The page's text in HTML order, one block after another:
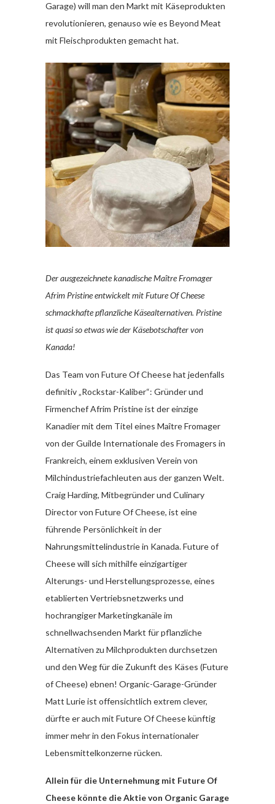
Garage) will man den Markt mit Käseprodukten
revolutionieren, genauso wie es Beyond Meat
mit Fleischprodukten gemacht hat.
Der ausgezeichnete kanadische Maître Fromager
Afrim Pristine entwickelt mit Future Of Cheese
schmackhafte pflanzliche Käsealternativen. Pristine
ist quasi so etwas wie der Käsebotschafter von
Kanada!
Das Team von Future Of Cheese hat jedenfalls
definitiv „Rockstar-Kaliber“: Gründer und
Firmenchef Afrim Pristine ist der einzige
Kanadier mit dem Titel eines Maître Fromager
von der Guilde Internationale des Fromagers in
Frankreich, einem exklusiven Verein von
Milchindustriefachleuten aus der ganzen Welt.
Craig Harding, Mitbegründer und Culinary
Director von Future Of Cheese, ist eine
führende Persönlichkeit in der
Nahrungsmittelindustrie in Kanada. Future of
Cheese will sich mithilfe einzigartiger
Alterungs- und Herstellungsprozesse, eines
etablierten Vertriebsnetzwerks und
hochrangiger Marketingkanäle im
schnellwachsenden Markt für pflanzliche
Alternativen zu Milchprodukten durchsetzen
und den Weg für die Zukunft des Käses (Future
of Cheese) ebnen! Organic-Garage-Gründer
Matt Lurie ist offensichtlich extrem clever,
dürfte er auch mit Future Of Cheese künftig
immer mehr in den Fokus internationaler
Lebensmittelkonzerne rücken.
Allein für die Unternehmung mit Future Of
Cheese könnte die Aktie von Organic Garage